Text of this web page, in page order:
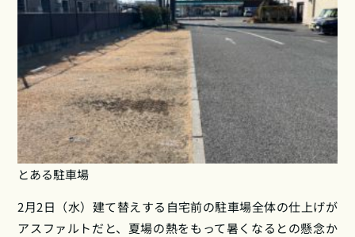
とある駐車場
2月2日（水）建て替えする自宅前の駐車場全体の仕上げが
アスファルトだと、夏場の熱をもって暑くなるとの懸念か